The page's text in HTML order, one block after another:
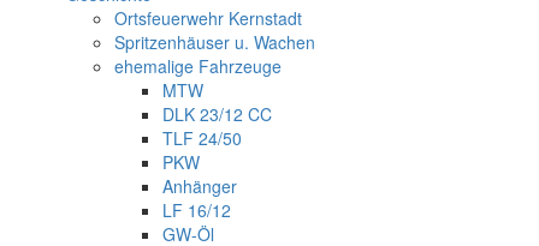
Ortsfeuerwehr Kernstadt
Spritzenhäuser u. Wachen
ehemalige Fahrzeuge
MTW
DLK 23/12 CC
TLF 24/50
PKW
Anhänger
LF 16/12
GW-Öl